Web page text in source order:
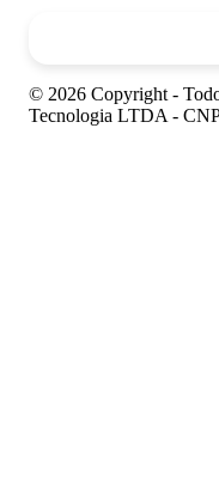
© 2026 Copyright -
Tecnologia LTDA -